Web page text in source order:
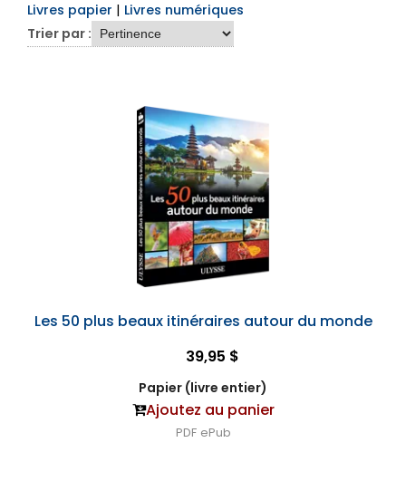
Livres papier | Livres numériques
Trier par :
Les 50 plus beaux itinéraires autour du monde
39,95 $
Papier (livre entier)
Ajoutez au panier
PDF ePub